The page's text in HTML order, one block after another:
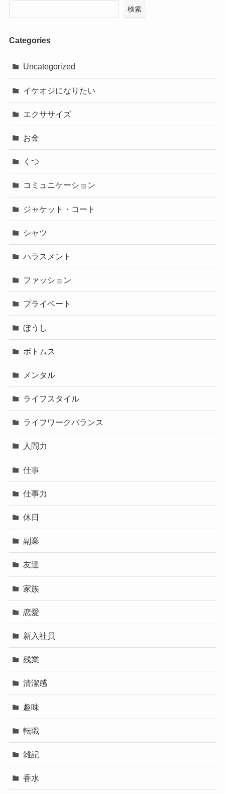
検索
Categories
Uncategorized
イケオジになりたい
エクササイズ
お金
くつ
コミュニケーション
ジャケット・コート
シャツ
ハラスメント
ファッション
プライベート
ぼうし
ボトムス
メンタル
ライフスタイル
ライフワークバランス
人間力
仕事
仕事力
休日
副業
友達
家族
恋愛
新入社員
残業
清潔感
趣味
転職
雑記
香水